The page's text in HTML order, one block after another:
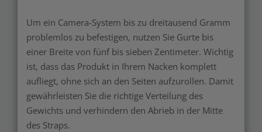
Um ein Camera-System bis zu dreitausend Gramm
problemlos zu befestigen, nutzen Sie Gurte bis
einer Breite von fünf bis sieben Zentimeter. Wichtig
ist, dass das Produkt in Ihrem Nacken komplett
aufliegt, ohne sich an den Seiten aufzurollen. Damit
gewährleisten Sie die richtige Verteilung des
Gewichts und verhindern den Abrieb in der Mitte
des Straps.